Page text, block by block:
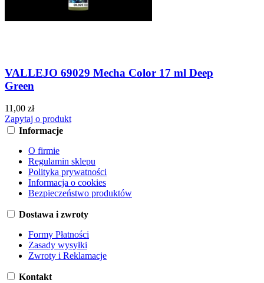
VALLEJO 69029 Mecha Color 17 ml Deep
Green
11,00 zł
Zapytaj o produkt
Informacje
O firmie
Regulamin sklepu
Polityka prywatności
Informacja o cookies
Bezpieczeństwo produktów
Dostawa i zwroty
Formy Płatności
Zasady wysyłki
Zwroty i Reklamacje
Kontakt